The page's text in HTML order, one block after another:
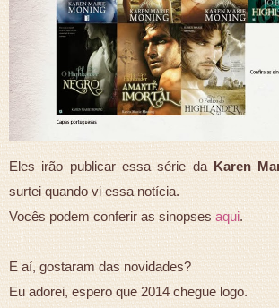
Eles irão publicar essa série daKaren
surtei quando vi essa notícia.
Vocês podem conferir as sinopses aqui.
E aí, gostaram das novidades?
Eu adorei, espero que 2014 chegue logo.